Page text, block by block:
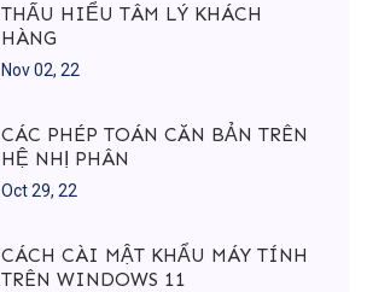
THẤU HIỂU TÂM LÝ KHÁCH
HÀNG
Nov 02, 22
CÁC PHÉP TOÁN CĂN BẢN TRÊN
HỆ NHỊ PHÂN
Oct 29, 22
CÁCH CÀI MẬT KHẨU MÁY TÍNH
TRÊN WINDOWS 11